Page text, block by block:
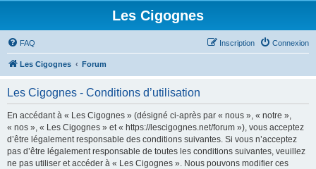
Les Cigognes
FAQ Connexion
Inscription
Les Cigognes Forum
Les Cigognes - Conditions d’utilisation
En accédant à « Les Cigognes » (désigné ci-après par « nous », « notre »,
« nos », « Les Cigognes » et « https://lescigognes.net/forum »), vous acceptez
d’être légalement responsable des conditions suivantes. Si vous n’acceptez
pas d’être légalement responsable de toutes les conditions suivantes, veuillez
ne pas utiliser et accéder à « Les Cigognes ». Nous pouvons modifier ces